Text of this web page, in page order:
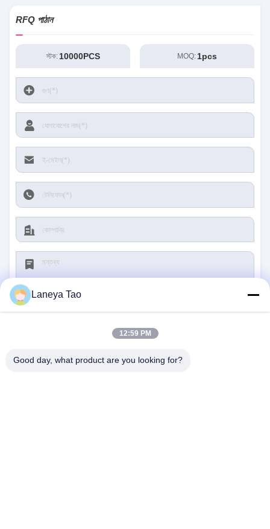
RFQ পাঠান
স্টক: 10000PCS MOQ: 1pcs
জমা দিন
Laneya Tao
12:59 PM
Good day, what product are you looking for?